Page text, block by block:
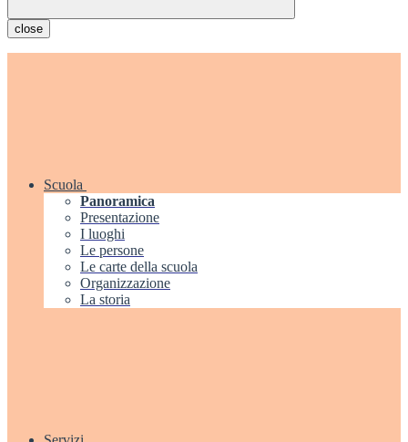
close
Scuola
Panoramica
Presentazione
I luoghi
Le persone
Le carte della scuola
Organizzazione
La storia